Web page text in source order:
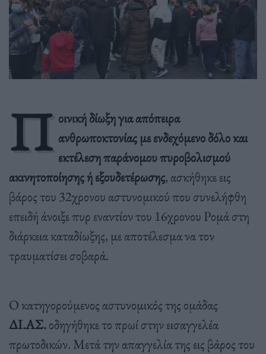
Π οινική δίωξη για απόπειρα
ανθρωποκτονίας με ενδεχόμενο δόλο και
εκτέλεση παράνομου πυροβολισμού
ακινητοποίησης ή εξουδετέρωσης, ασκήθηκε εις
βάρος του 32χρονου αστυνομικού που συνελήφθη
επειδή άνοιξε πυρ εναντίον του 16χρονου Ρομά στη
διάρκεια καταδίωξης, με αποτέλεσμα να τον
τραυματίσει σοβαρά.
Ο κατηγορούμενος αστυνομικός της ομάδας
ΔΙ.ΑΣ.οδηγήθηκε το πρωί στην εισαγγελέα
πρωτοδικών. Μετά την απαγγελία της εις βάρος του